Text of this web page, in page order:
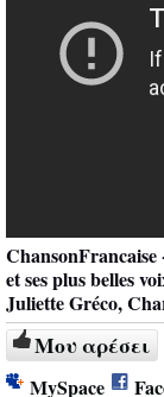
et ses plus belles
Juliette Gréco,
Μου αρέσει
MySpace